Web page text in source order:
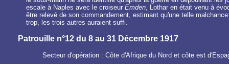
escale à Naples avec le croiseur Emden, Lothar en était venu à
être relevé de son commandement, estimant qu'une telle
trop, les trois autres auraient suffi.
Patrouille n°12 du 8 au 31 Décembre 1917
Secteur d'opération : Côte d'Afrique du Nord et côte est